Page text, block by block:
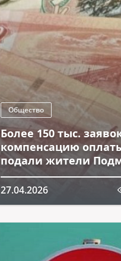
Общество
Более 150 тыс.
компенсацию
подали жители
27.04.2026